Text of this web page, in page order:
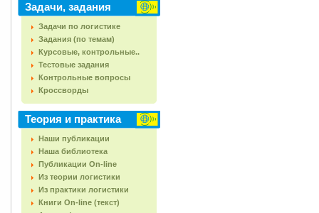
Задачи, задания
Задачи по логистике
Задания (по темам)
Курсовые, контрольные..
Тестовые задания
Контрольные вопросы
Кроссворды
Теория и практика
Наши публикации
Наша библиотека
Публикации On-line
Из теории логистики
Из практики логистики
Книги On-line (текст)